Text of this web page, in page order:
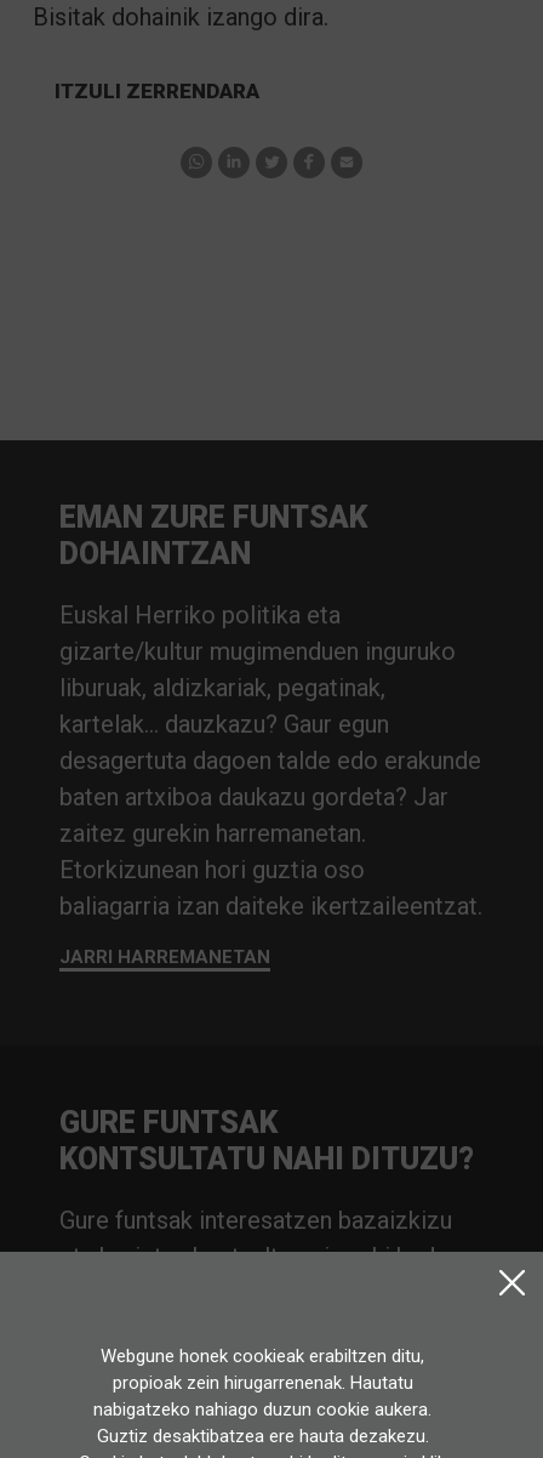
Bisitak dohainik izango dira.
ITZULI ZERRENDARA
EMAN ZURE FUNTSAK
DOHAINTZAN
Euskal Herriko politika eta
gizarte/kultur mugimenduen inguruko
liburuak, aldizkariak, pegatinak,
kartelak… dauzkazu? Gaur egun
desagertuta dagoen talde edo erakunde
baten artxiboa daukazu gordeta? Jar
zaitez gurekin harremanetan.
Etorkizunean hori guztia oso
baliagarria izan daiteke ikertzaileentzat.
JARRI HARREMANETAN
GURE FUNTSAK
KONTSULTATU NAHI DITUZU?
Gure funtsak interesatzen bazaizkizu
eta horietan kontsulta egin nahi baduzu,
JARRI HARREMANETAN
Webgune honek cookieak erabiltzen ditu,
propioak zein hirugarrenenak. Hautatu
nabigatzeko nahiago duzun cookie aukera.
Guztiz desaktibatzea ere hauta dezakezu.